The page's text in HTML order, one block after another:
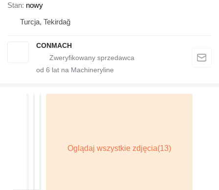
Stan nowy
Turcja, Tekirdağ
CONMACH
od 6 lat na Machineryline